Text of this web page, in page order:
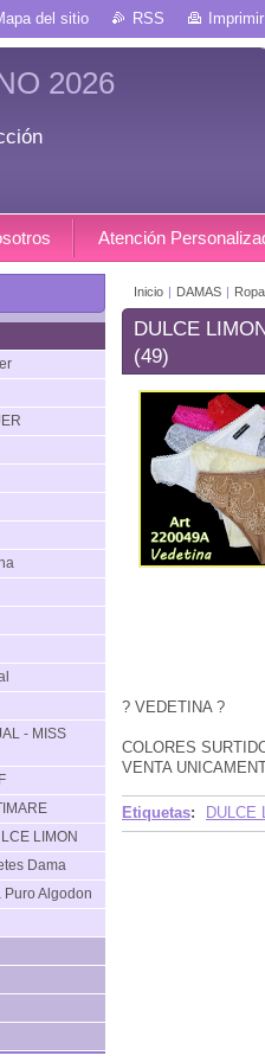
del sitio RSS Imprimir
2026
Atención
Inicio | DAMAS |
DULCE
(49)
? VEDETINA ?
COLORES
VENTA
Etiquetas: DULCE
- MISS
LIMON
Dama
Puro Algodon